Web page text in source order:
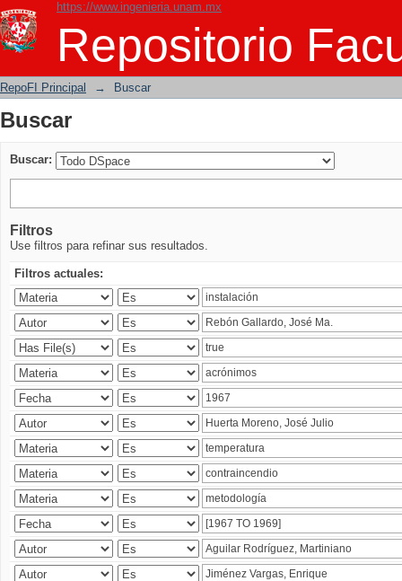
https://www.ingenieria.unam.mx
Repositorio
Buscar
RepoFI Principal → Buscar
Buscar
Buscar:
Filtros
Use filtros para refinar sus resultados.
Filtros actuales: